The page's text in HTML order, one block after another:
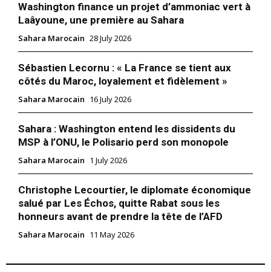
Washington finance un projet d’ammoniac vert à
Laâyoune, une première au Sahara
Sahara Marocain 28 July 2026
Sébastien Lecornu : « La France se tient aux
côtés du Maroc, loyalement et fidèlement »
Sahara Marocain 16 July 2026
Sahara : Washington entend les dissidents du
MSP à l’ONU, le Polisario perd son monopole
Sahara Marocain 1 July 2026
Christophe Lecourtier, le diplomate économique
salué par Les Échos, quitte Rabat sous les
honneurs avant de prendre la tête de l’AFD
Sahara Marocain 11 May 2026